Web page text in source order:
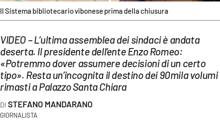
LAC NETWORK
LaC
Network
LACPLAY.IT
LACTV.IT
Il Sistema bibliotecario vibonese prima della chiusura
VIDEO – L’ultima assemblea dei sindaci è andata
deserta. Il presidente dell’ente Enzo Romeo:
«Potremmo dover assumere decisioni di un certo
tipo». Resta un’incognita il destino dei 90mila volumi
rimasti a Palazzo Santa Chiara
STEFANO MANDARANO
GIORNALISTA